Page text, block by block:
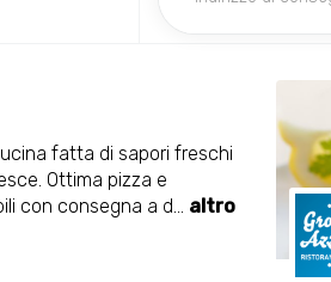
fatta di sapori freschi
Ottima pizza e
con consegna a d... altro